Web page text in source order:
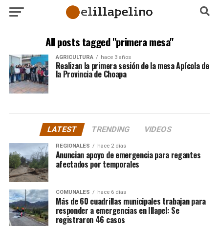
All posts tagged "primera mesa"
AGRICULTURA hace 3 años
Realizan la primera sesión de la mesa Apícola de
la Provincia de Choapa
LATEST TRENDING VIDEOS
REGIONALES hace 2 días
Anuncian apoyo de emergencia para regantes
afectados por temporales
COMUNALES hace 6 días
Más de 60 cuadrillas municipales trabajan para
responder a emergencias en Illapel: Se
registraron 46 casos